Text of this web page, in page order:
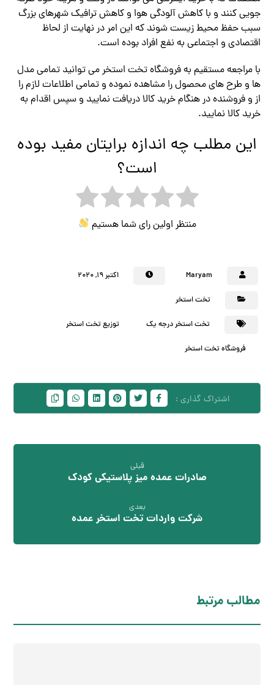
جویی کنند و با کاهش آلودگی هوا و کاهش ترافیک شهرهای بزرگ
سبب حفظ محیط زیست شوند که این امر در نهایت از لحاظ
اقتصادی و اجتماعی به نفع افراد بوده است.
با مراجعه مستقیم به فروشگاه تخت استخر می توانید تمامی مدل
ها و طرح های محصول را مشاهده نموده و تمامی اطلاعات لازم را
از و فروشنده در هنگام خرید کالا دریافت نمایید و سپس اقدام به
خرید کالا نمایید.
این مطلب چه اندازه برایتان مفید بوده
است؟
منتظر اولین رای شما هستیم
Maryam اکتبر ۱۹, ۲۰۲۰
تخت استخر
تخت استخر درجه یک توزیع تخت استخر
فروشگاه تخت استخر
قبلی
صادرات عمده میز پلاستیکی کودک
بعدی
شرکت واردات تخت استخر عمده
مطالب مرتبط